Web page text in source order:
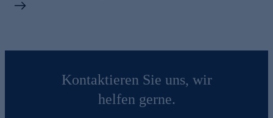
Kontaktieren Sie uns, wir
helfen gerne.